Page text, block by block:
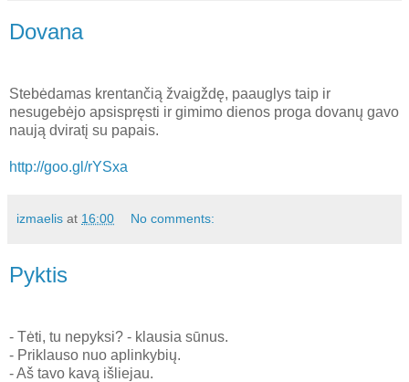
Dovana
Stebėdamas krentančią žvaigždę, paauglys taip ir
nesugebėjo apsispręsti ir gimimo dienos proga dovanų gavo
naują dviratį su papais.
http://goo.gl/rYSxa
izmaelis at 16:00 No comments:
Pyktis
- Tėti, tu nepyksi? - klausia sūnus.
- Priklauso nuo aplinkybių.
- Aš tavo kavą išliejau.